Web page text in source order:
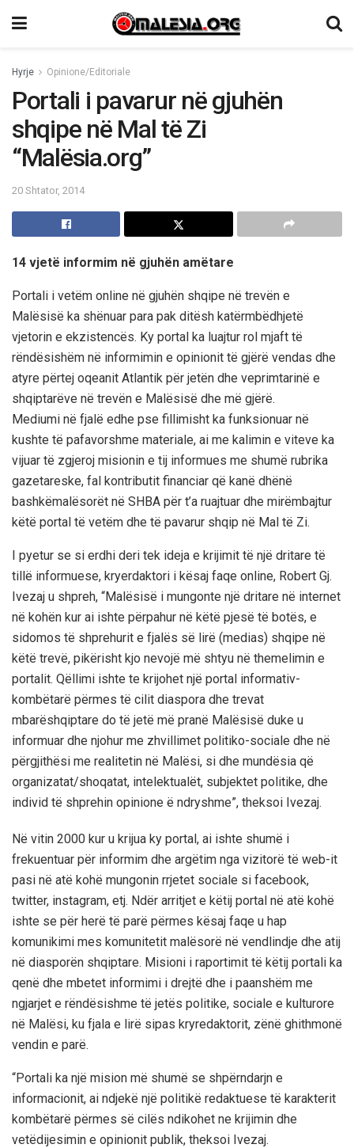
Hyrje Opinione/Editoriale
Portali i pavarur në gjuhën
shqipe në Mal të Zi
“Malësia.org”
20 Shtator, 2014
14 vjetë informim në gjuhën amëtare
Portali i vetëm online në gjuhën shqipe në trevën e
Malësisë ka shënuar para pak ditësh katërmbëdhjetë
vjetorin e ekzistencës. Ky portal ka luajtur rol mjaft të
rëndësishëm në informimin e opinionit të gjërë vendas dhe
atyre përtej oqeanit Atlantik për jetën dhe veprimtarinë e
shqiptarëve në trevën e Malësisë dhe më gjërë.
Mediumi në fjalë edhe pse fillimisht ka funksionuar në
kushte të pafavorshme materiale, ai me kalimin e viteve ka
vijuar të zgjeroj misionin e tij informues me shumë rubrika
gazetareske, fal kontributit financiar që kanë dhënë
bashkëmalësorët në SHBA për t’a ruajtuar dhe mirëmbajtur
këtë portal të vetëm dhe të pavarur shqip në Mal të Zi.
I pyetur se si erdhi deri tek ideja e krijimit të një dritare të
tillë informuese, kryerdaktori i kësaj faqe online, Robert Gj.
Ivezaj u shpreh, “Malësisë i mungonte një dritare në internet
në kohën kur ai ishte përpahur në këtë pjesë të botës, e
sidomos të shprehurit e fjalës së lirë (medias) shqipe në
këtë trevë, pikërisht kjo nevojë më shtyu në themelimin e
portalit. Qëllimi ishte te krijohet një portal informativ-
kombëtarë përmes të cilit diaspora dhe trevat
mbarëshqiptare do të jetë më pranë Malësisë duke u
informuar dhe njohur me zhvillimet politiko-sociale dhe në
përgjithësi me realitetin në Malësi, si dhe mundësia që
organizatat/shoqatat, intelektualët, subjektet politike, dhe
individ të shprehin opinione ë ndryshme”, theksoi Ivezaj.
Në vitin 2000 kur u krijua ky portal, ai ishte shumë i
frekuentuar për informim dhe argëtim nga vizitorë të web-it
pasi në atë kohë mungonin rrjetet sociale si facebook,
twitter, instagram, etj. Ndër arritjet e këtij portal në atë kohë
ishte se për herë të parë përmes kësaj faqe u hap
komunikimi mes komunitetit malësorë në vendlindje dhe atij
në diasporën shqiptare. Misioni i raportimit të këtij portali ka
qenë dhe mbetet informimi i drejtë dhe i paanshëm me
ngjarjet e rëndësishme të jetës politike, sociale e kulturore
në Malësi, ku fjala e lirë sipas kryredaktorit, zënë ghithmonë
vendin e parë.
“Portali ka një mision më shumë se shpërndarjn e
informacionit, ai ndjekë një politikë redaktuese të karakterit
kombëtarë përmes së cilës ndikohet ne krijimin dhe
vetëdijesimin e opinionit publik, theksoi Ivezaj.